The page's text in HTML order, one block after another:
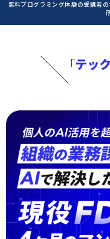
無料プログラミング体験の受講者